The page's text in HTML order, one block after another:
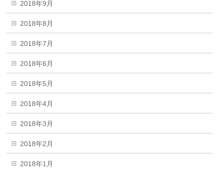
2018年9月
2018年8月
2018年7月
2018年6月
2018年5月
2018年4月
2018年3月
2018年2月
2018年1月